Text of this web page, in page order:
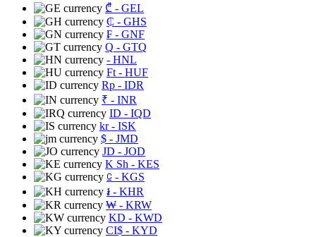
₾ - GEL
₵ - GHS
₣ - GNF
Q - GTQ
- HNL
Ft - HUF
Rp - IDR
₹ - INR
ID - IQD
kr- ISK
$ - JMD
JD - JOD
K Sh - KES
⃀ - KGS
៛ - KHR
₩ - KRW
KD - KWD
CI$ - KYD